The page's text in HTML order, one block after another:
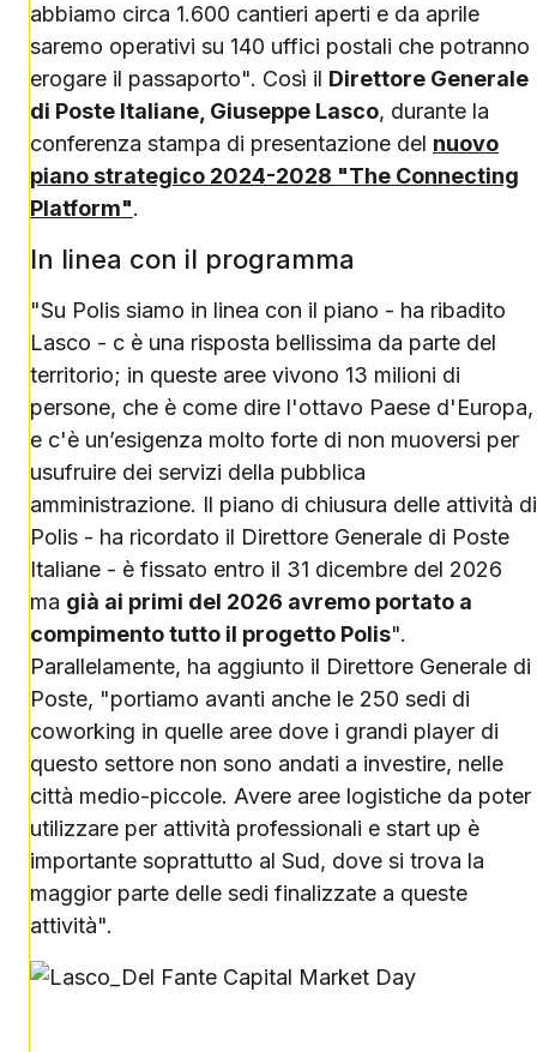
abbiamo circa 1.600 cantieri aperti e da aprile
saremo operativi su 140 uffici postali che potranno
erogare il passaporto". Così il Direttore Generale
di Poste Italiane, Giuseppe Lasco, durante la
conferenza stampa di presentazione del nuovo
piano strategico 2024-2028 "The Connecting
Platform".
In linea con il programma
"Su Polis siamo in linea con il piano - ha ribadito
Lasco - c è una risposta bellissima da parte del
territorio; in queste aree vivono 13 milioni di
persone, che è come dire l'ottavo Paese d'Europa,
e c'è un’esigenza molto forte di non muoversi per
usufruire dei servizi della pubblica
amministrazione. Il piano di chiusura delle attività di
Polis - ha ricordato il Direttore Generale di Poste
Italiane - è fissato entro il 31 dicembre del 2026
ma già ai primi del 2026 avremo portato a
compimento tutto il progetto Polis".
Parallelamente, ha aggiunto il Direttore Generale di
Poste, "portiamo avanti anche le 250 sedi di
coworking in quelle aree dove i grandi player di
questo settore non sono andati a investire, nelle
città medio-piccole. Avere aree logistiche da poter
utilizzare per attività professionali e start up è
importante soprattutto al Sud, dove si trova la
maggior parte delle sedi finalizzate a queste
attività".